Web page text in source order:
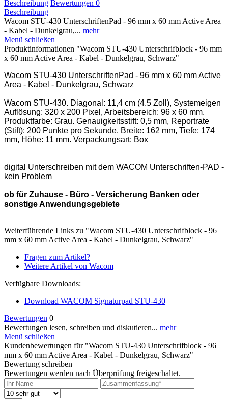
Beschreibung Bewertungen 0
Beschreibung
Wacom STU-430 UnterschriftenPad - 96 mm x 60 mm Active Area
- Kabel - Dunkelgrau,... mehr
Menü schließen
Produktinformationen "Wacom STU-430 Unterschrifblock - 96 mm
x 60 mm Active Area - Kabel - Dunkelgrau, Schwarz"
Wacom STU-430 UnterschriftenPad - 96 mm x 60 mm Active
Area - Kabel - Dunkelgrau, Schwarz
Wacom STU-430. Diagonal: 11,4 cm (4.5 Zoll), Systemeigen
Auflösung: 320 x 200 Pixel, Arbeitsbereich: 96 x 60 mm.
Produktfarbe: Grau. Genauigkeitsstift: 0,5 mm, Reportrate
(Stift): 200 Punkte pro Sekunde. Breite: 162 mm, Tiefe: 174
mm, Höhe: 11 mm. Verpackungsart: Box
digital Unterschreiben mit dem WACOM Unterschriften-PAD -
kein Problem
ob für Zuhause - Büro - Versicherung Banken oder
sonstige Anwendungsgebiete
Weiterführende Links zu "Wacom STU-430 Unterschrifblock - 96
mm x 60 mm Active Area - Kabel - Dunkelgrau, Schwarz"
Fragen zum Artikel?
Weitere Artikel von Wacom
Verfügbare Downloads:
Download WACOM Signaturpad STU-430
Bewertungen 0
Bewertungen lesen, schreiben und diskutieren... mehr
Menü schließen
Kundenbewertungen für "Wacom STU-430 Unterschrifblock - 96
mm x 60 mm Active Area - Kabel - Dunkelgrau, Schwarz"
Bewertung schreiben
Bewertungen werden nach Überprüfung freigeschaltet.